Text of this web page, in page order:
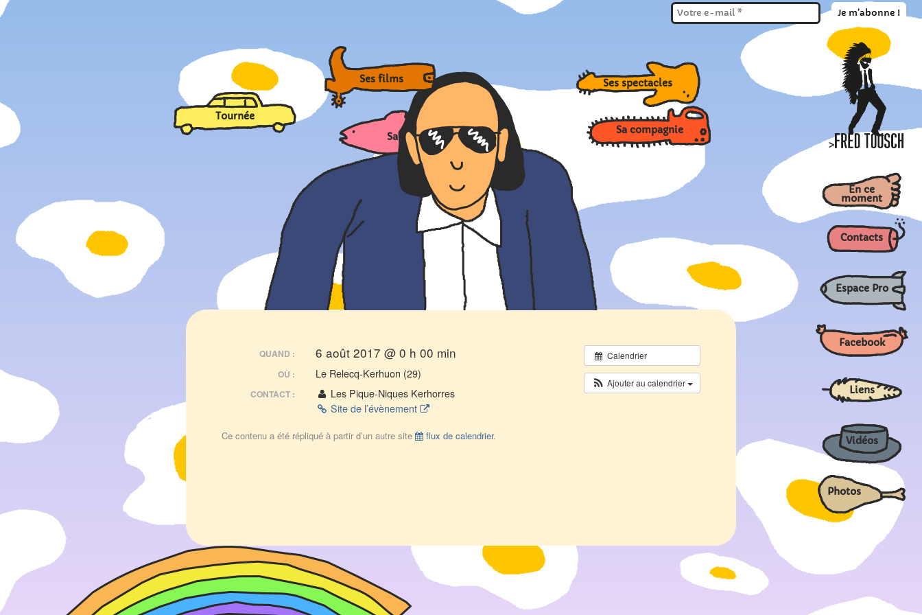
>
En ce
moment
Contacts
Espace Pro
Facebook
Liens
Vidéos
Photos
Sa vie Sa compagnie
Ses spectacles
Ses films
Tournée
Calendrier
Ajouter au calendrier
QUAND : 6 août 2017 @ 0 h 00 min
OÙ : Le Relecq-Kerhuon (29)
CONTACT :
Les Pique-Niques Kerhorres
Site de l’évènement
Ce contenu a été répliqué à partir d’un autre site flux de calendrier.